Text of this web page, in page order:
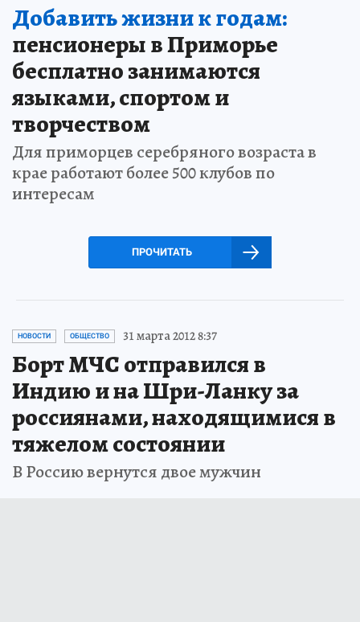
Добавить жизни к годам:
пенсионеры в Приморье
бесплатно занимаются
языками, спортом и
творчеством
Для приморцев серебряного возраста в
крае работают более 500 клубов по
интересам
ПРОЧИТАТЬ
НОВОСТИ ОБЩЕСТВО 31 марта 2012 8:37
Борт МЧС отправился в
Индию и на Шри-Ланку за
россиянами, находящимися в
тяжелом состоянии
В Россию вернутся двое мужчин